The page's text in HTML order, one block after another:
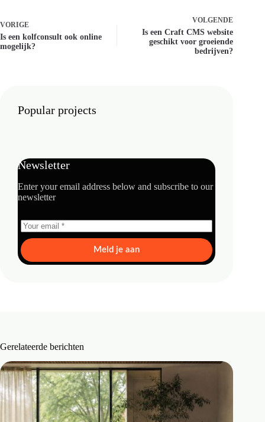
VORIGE
Is een kolfconsult ook online
mogelijk?
VOLGENDE
Is een Craft CMS website
geschikt voor groeiende
bedrijven?
Popular projects
Newsletter
Enter your email address below and subscribe to our
newsletter
Meld je aan
Gerelateerde berichten